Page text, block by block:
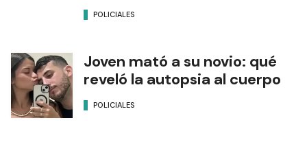
POLICIALES
Joven mató a su novio: qué
reveló la autopsia al cuerpo
POLICIALES